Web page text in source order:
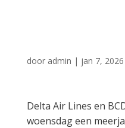
door admin | jan 7, 2026
Delta Air Lines en
woensdag een